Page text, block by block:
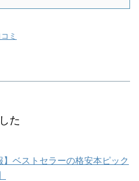
ミ
た
】ベストセラーの格安本ピック